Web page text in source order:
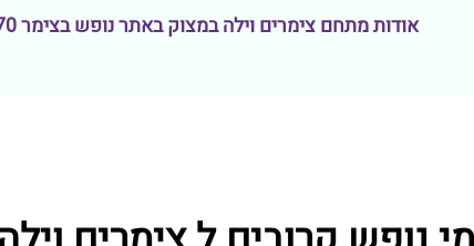
אודות מתחם צימרים וילה במצוק באתר נופש בצימר 570: